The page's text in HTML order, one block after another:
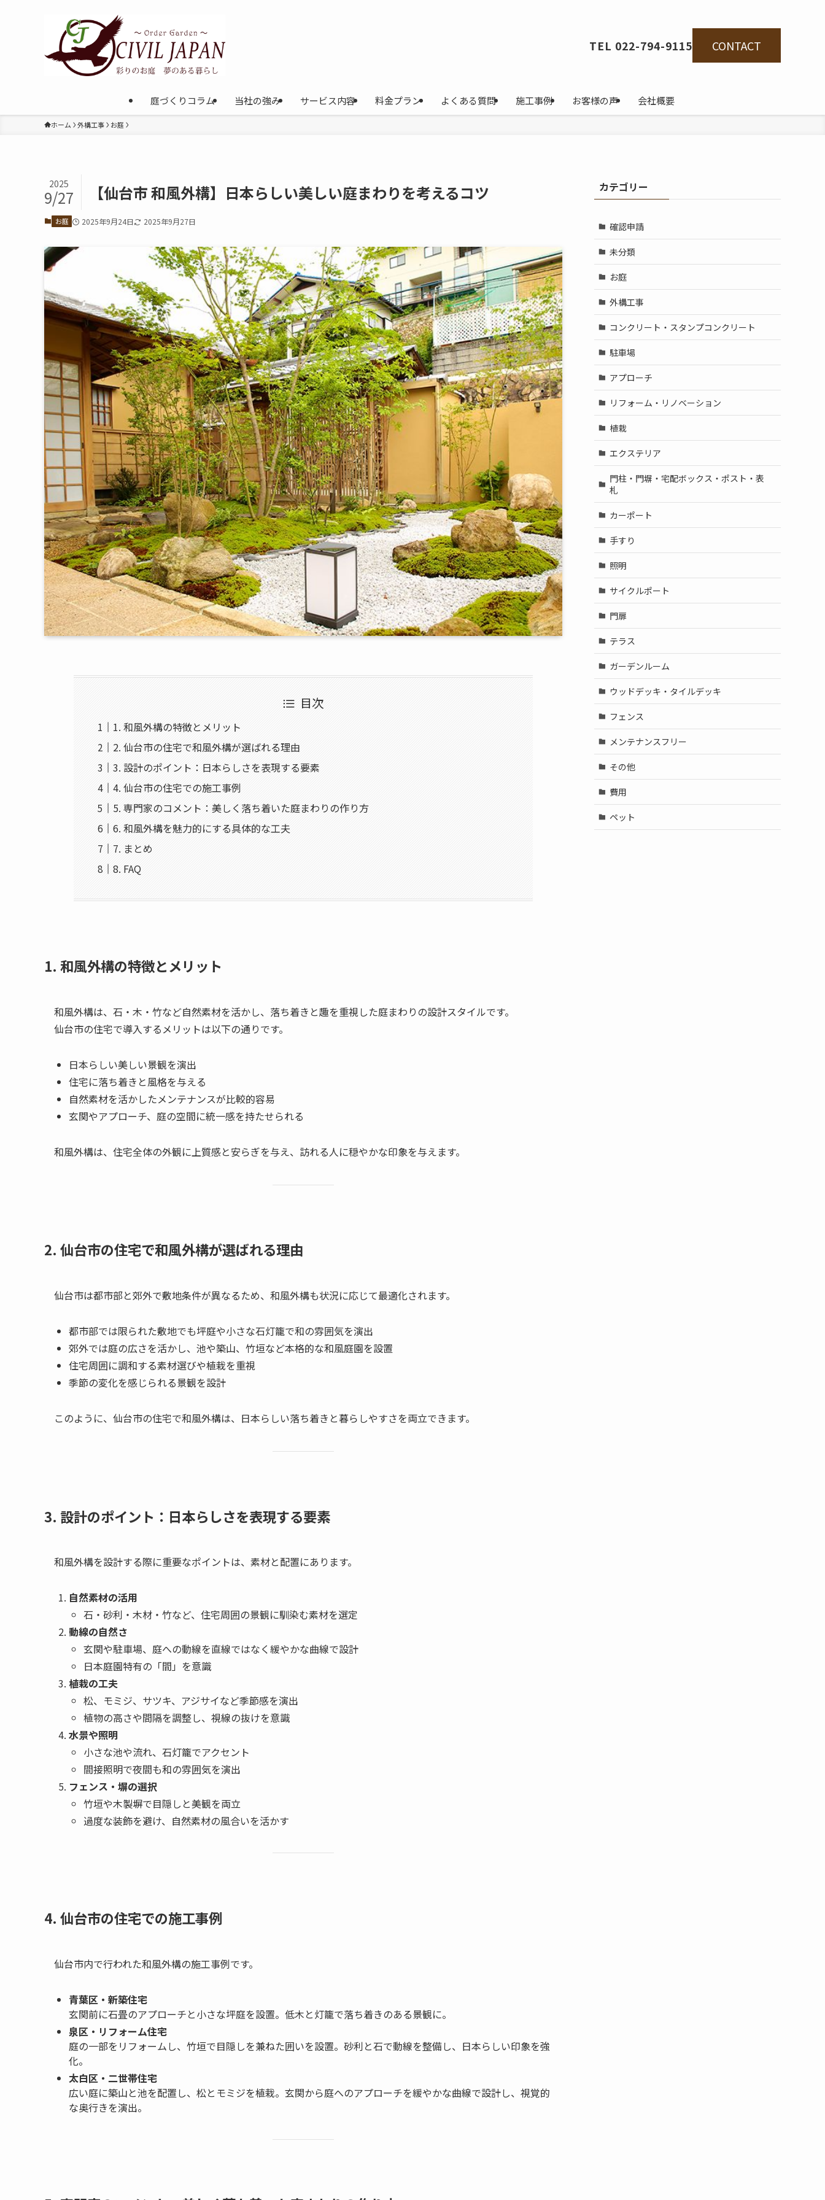
庭づくりコラム 当社の強み サービス内容 料金プラン よくある質問 施工事例 お客様の声 会社概要
TEL 022-794-9115 CONTACT
ホーム 外構工事 お庭
【仙台市 和風外構】日本らしい美しい庭まわりを考えるコツ
2025
9/27
お庭 2025年9月24日 2025年9月27日
目次
1. 和風外構の特徴とメリット
2. 仙台市の住宅で和風外構が選ばれる理由
3. 設計のポイント：日本らしさを表現する要素
4. 仙台市の住宅での施工事例
5. 専門家のコメント：美しく落ち着いた庭まわりの作り方
6. 和風外構を魅力的にする具体的な工夫
7. まとめ
8. FAQ
1. 和風外構の特徴とメリット
和風外構は、石・木・竹など自然素材を活かし、落ち着きと趣を重視した庭まわりの設計スタイルです。
仙台市の住宅で導入するメリットは以下の通りです。
日本らしい美しい景観を演出
住宅に落ち着きと風格を与える
自然素材を活かしたメンテナンスが比較的容易
玄関やアプローチ、庭の空間に統一感を持たせられる
和風外構は、住宅全体の外観に上質感と安らぎを与え、訪れる人に穏やかな印象を与えます。
2. 仙台市の住宅で和風外構が選ばれる理由
仙台市は都市部と郊外で敷地条件が異なるため、和風外構も状況に応じて最適化されます。
都市部では限られた敷地でも坪庭や小さな石灯籠で和の雰囲気を演出
郊外では庭の広さを活かし、池や築山、竹垣など本格的な和風庭園を設置
住宅周囲に調和する素材選びや植栽を重視
季節の変化を感じられる景観を設計
このように、仙台市の住宅で和風外構は、日本らしい落ち着きと暮らしやすさを両立できます。
3. 設計のポイント：日本らしさを表現する要素
和風外構を設計する際に重要なポイントは、素材と配置にあります。
自然素材の活用
石・砂利・木材・竹など、住宅周囲の景観に馴染む素材を選定
動線の自然さ
玄関や駐車場、庭への動線を直線ではなく緩やかな曲線で設計
日本庭園特有の「間」を意識
植栽の工夫
松、モミジ、サツキ、アジサイなど季節感を演出
植物の高さや間隔を調整し、視線の抜けを意識
水景や照明
小さな池や流れ、石灯籠でアクセント
間接照明で夜間も和の雰囲気を演出
フェンス・塀の選択
竹垣や木製塀で目隠しと美観を両立
過度な装飾を避け、自然素材の風合いを活かす
4. 仙台市の住宅での施工事例
仙台市内で行われた和風外構の施工事例です。
青葉区・新築住宅
玄関前に石畳のアプローチと小さな坪庭を設置。低木と灯籠で落ち着きのある景観に。
泉区・リフォーム住宅
庭の一部をリフォームし、竹垣で目隠しを兼ねた囲いを設置。砂利と石で動線を整備し、日本らしい印象を強
化。
太白区・二世帯住宅
広い庭に築山と池を配置し、松とモミジを植栽。玄関から庭へのアプローチを緩やかな曲線で設計し、視覚的
な奥行きを演出。
カテゴリー
確認申請
未分類
お庭
外構工事
コンクリート・スタンプコンクリート
駐車場
アプローチ
リフォーム・リノベーション
植栽
エクステリア
門柱・門塀・宅配ボックス・ポスト・表
札
カーポート
手すり
照明
サイクルポート
門扉
テラス
ガーデンルーム
ウッドデッキ・タイルデッキ
フェンス
メンテナンスフリー
その他
費用
ペット